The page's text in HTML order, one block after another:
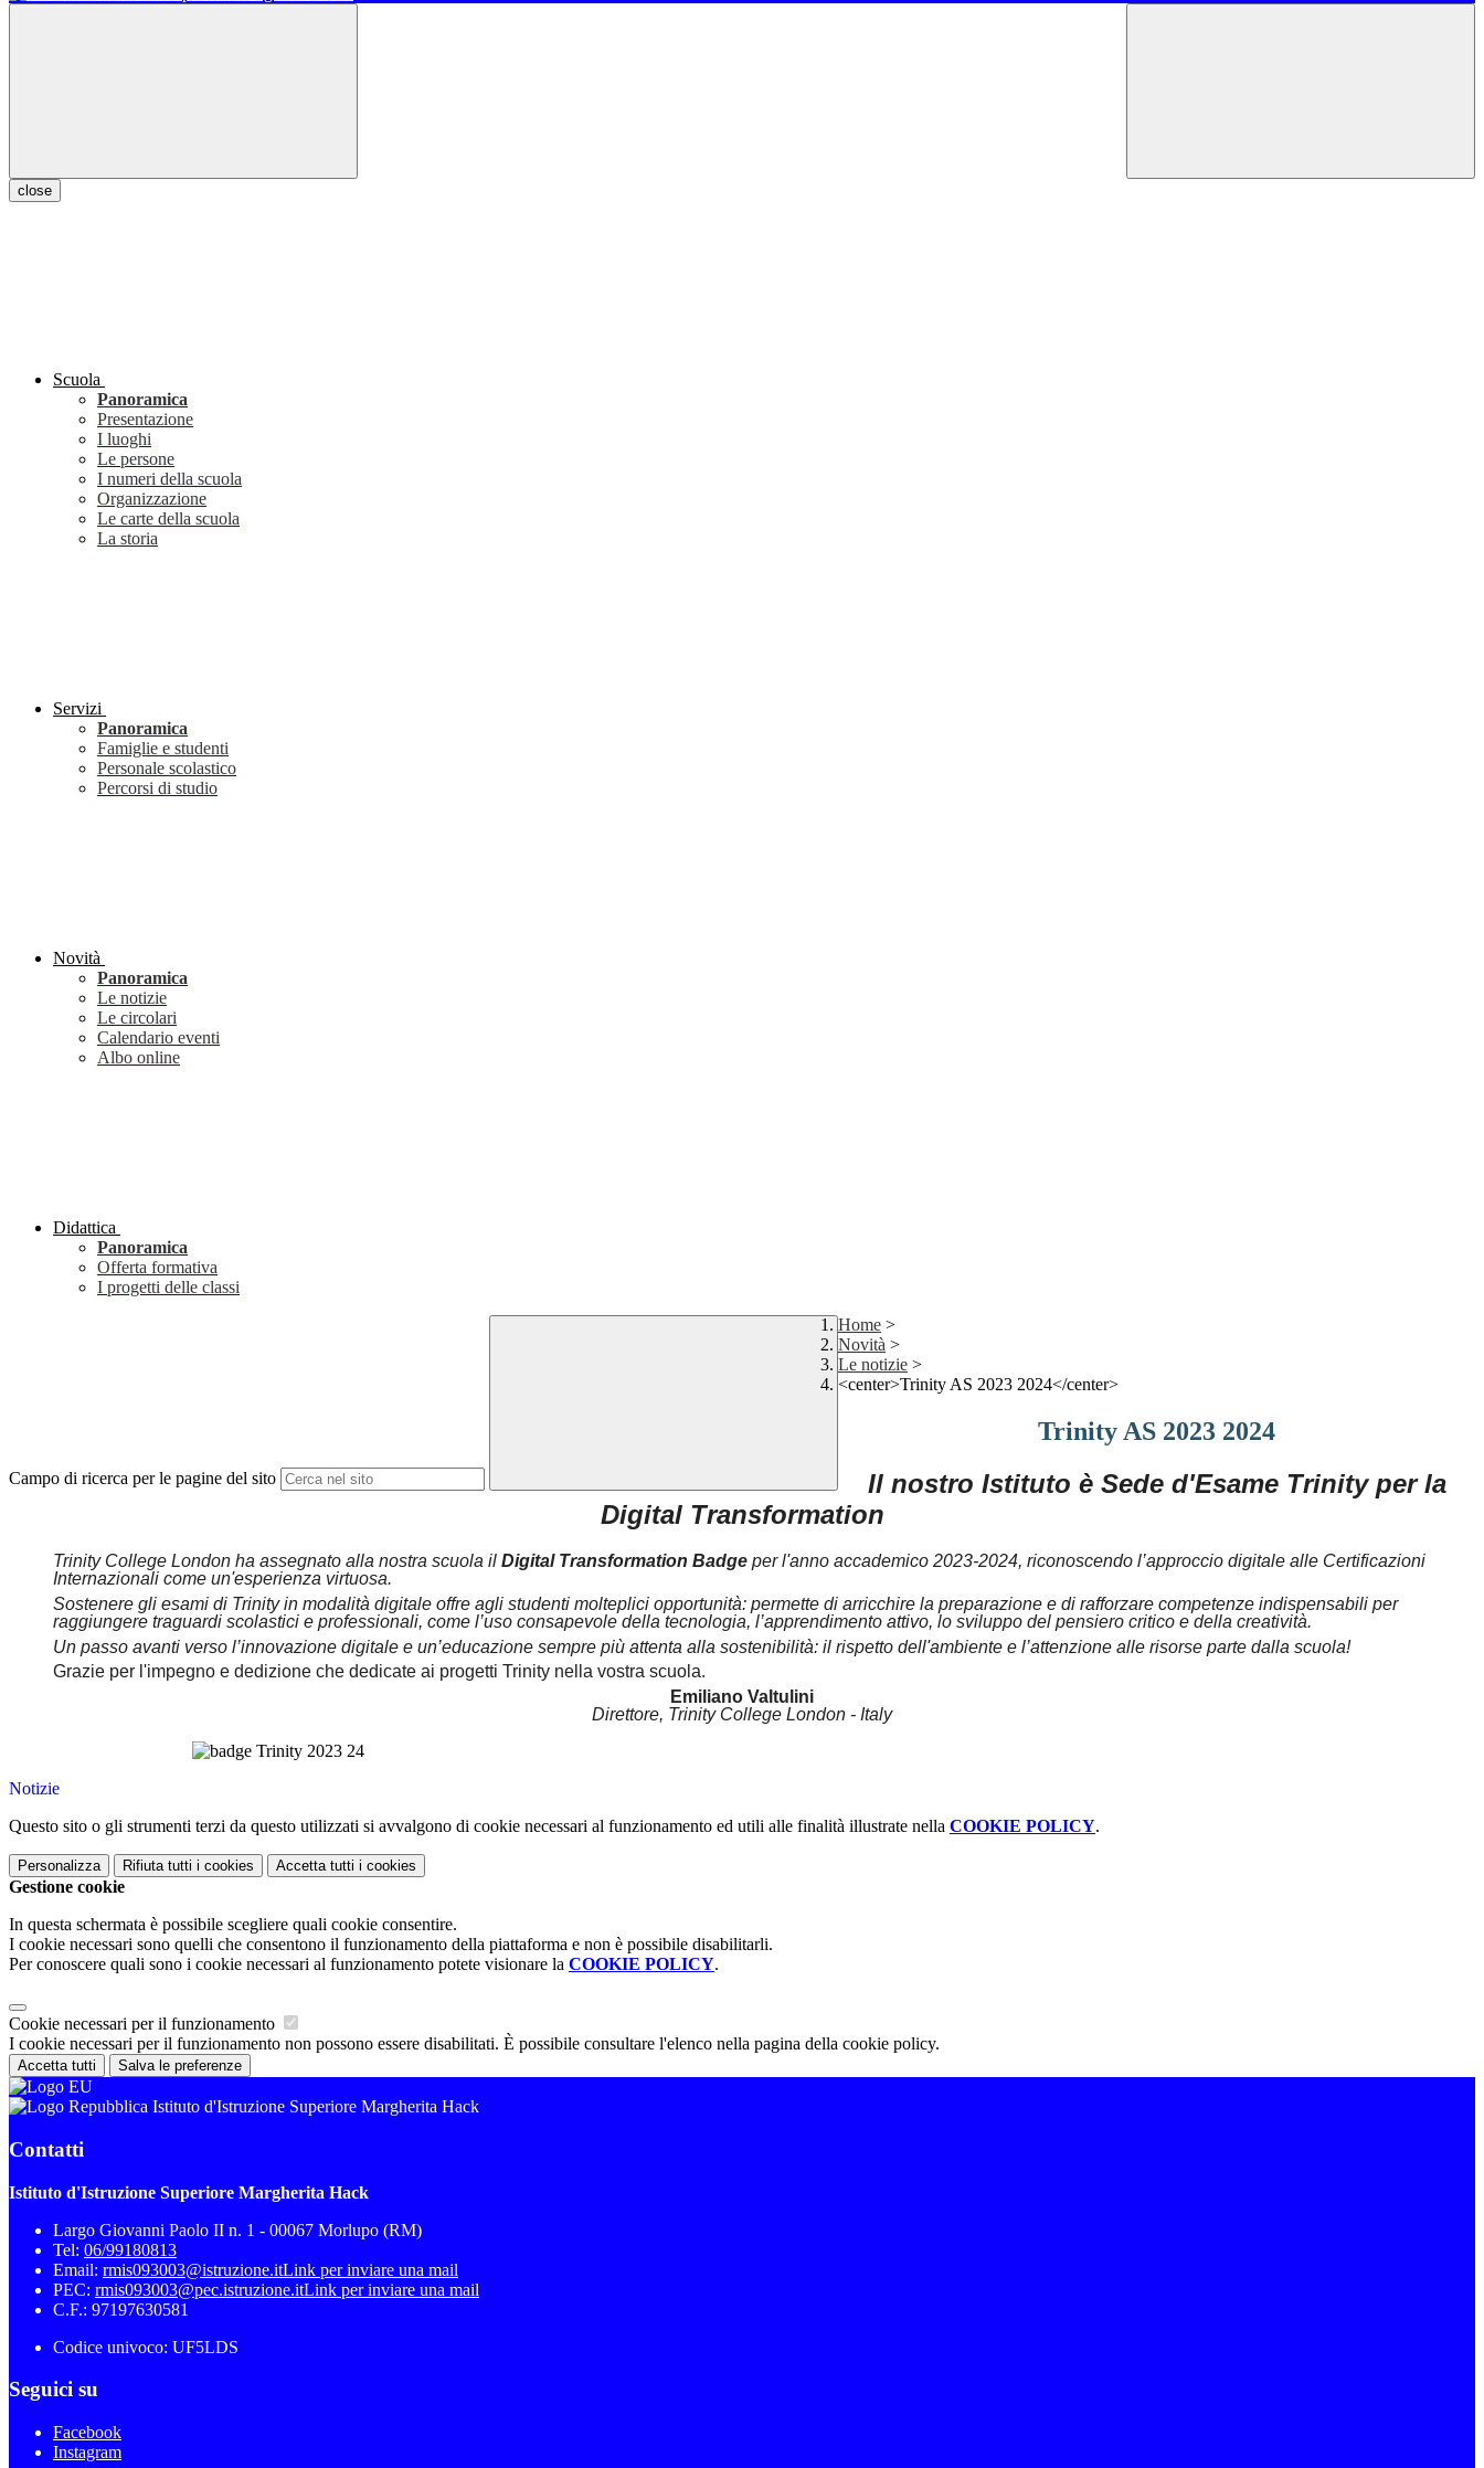
close
Scuola
Panoramica
Presentazione
I luoghi
Le persone
I numeri della scuola
Organizzazione
Le carte della scuola
La storia
Servizi
Panoramica
Famiglie e studenti
Personale scolastico
Percorsi di studio
Novità
Panoramica
Le notizie
Le circolari
Calendario eventi
Albo online
Didattica
Panoramica
Offerta formativa
I progetti delle classi
Campo di ricerca per le pagine del sito
Home >
Novità >
Le notizie >
<center>Trinity AS 2023 2024</center>
Trinity AS 2023 2024
Il nostro Istituto è Sede d'Esame Trinity per la
Digital Transformation
Trinity College London ha assegnato alla nostra scuola il Digital Transformation Badge per l'anno accademico 2023-2024, riconoscendo l’approccio digitale alle Certificazioni
Internazionali come un'esperienza virtuosa.
Sostenere gli esami di Trinity in modalità digitale offre agli studenti molteplici opportunità: permette di arricchire la preparazione e di rafforzare competenze indispensabili per
raggiungere traguardi scolastici e professionali, come l’uso consapevole della tecnologia, l’apprendimento attivo, lo sviluppo del pensiero critico e della creatività.
Un passo avanti verso l’innovazione digitale e un’educazione sempre più attenta alla sostenibilità: il rispetto dell'ambiente e l’attenzione alle risorse parte dalla scuola!
Grazie per l'impegno e dedizione che dedicate ai progetti Trinity nella vostra scuola.
Emiliano Valtulini
Direttore, Trinity College London - Italy
Notizie
Questo sito o gli strumenti terzi da questo utilizzati si avvalgono di cookie necessari al funzionamento ed utili alle finalità illustrate nella COOKIE POLICY.
Personalizza Rifiuta tutti i cookies Accetta tutti i cookies
Gestione cookie
In questa schermata è possibile scegliere quali cookie consentire.
I cookie necessari sono quelli che consentono il funzionamento della piattaforma e non è possibile disabilitarli.
Per conoscere quali sono i cookie necessari al funzionamento potete visionare la COOKIE POLICY.
Cookie necessari per il funzionamento
I cookie necessari per il funzionamento non possono essere disabilitati. È possibile consultare l'elenco nella pagina della cookie policy.
Accetta tutti Salva le preferenze
Istituto d'Istruzione Superiore Margherita Hack
Contatti
Istituto d'Istruzione Superiore Margherita Hack
Largo Giovanni Paolo II n. 1 - 00067 Morlupo (RM)
Tel: 06/99180813
Email: rmis093003@istruzione.itLink per inviare una mail
PEC: rmis093003@pec.istruzione.itLink per inviare una mail
C.F.: 97197630581
Codice univoco: UF5LDS
Seguici su
Facebook
Instagram